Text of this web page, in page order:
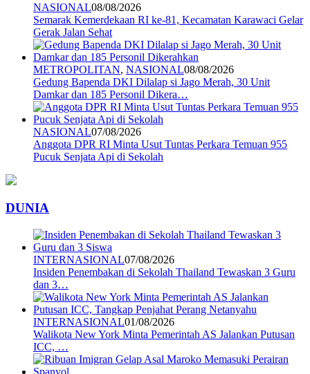
NASIONAL08/08/2026
Semarak Kemerdekaan RI ke-81, Kecamatan Karawaci Gelar
Gerak Jalan Sehat
METROPOLITAN, NASIONAL08/08/2026
Gedung Bapenda DKI Dilalap si Jago Merah, 30 Unit
Damkar dan 185 Personil Dikera…
NASIONAL07/08/2026
Anggota DPR RI Minta Usut Tuntas Perkara Temuan 955
Pucuk Senjata Api di Sekolah
DUNIA
INTERNASIONAL07/08/2026
Insiden Penembakan di Sekolah Thailand Tewaskan 3 Guru
dan 3…
INTERNASIONAL01/08/2026
Walikota New York Minta Pemerintah AS Jalankan Putusan
ICC, …